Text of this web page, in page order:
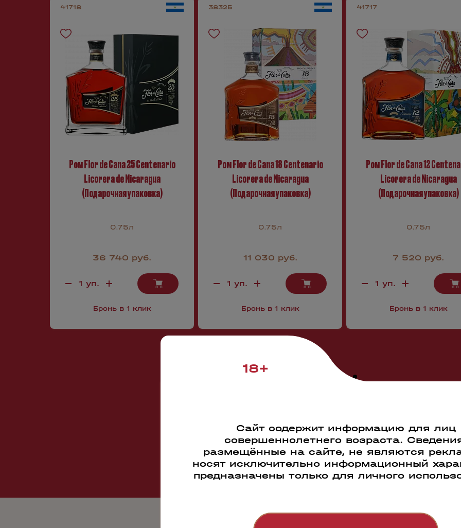
41718
Ром Flor de Cana 25 Centenario
Licorera de Nicaragua
(Подарочная упаковка)
0.75л
36 740 руб.
Бронь в 1 клик
38325
Ром Flor de Cana 18 Centenario
Licorera de Nicaragua
(Подарочная упаковка)
0.75л
11 030 руб.
Бронь в 1 клик
41717
Ром Flor de Cana 12
Licorera de Nicaragua
(Подарочная упаковка)
0.75л
7 520 руб.
Бронь в 1 клик
Смотреть все
18+
Сайт содержит информацию для лиц
совершеннолетнего возраста.
размещённые на сайте, не являются
носят исключительно информационный
предназначены только для личного